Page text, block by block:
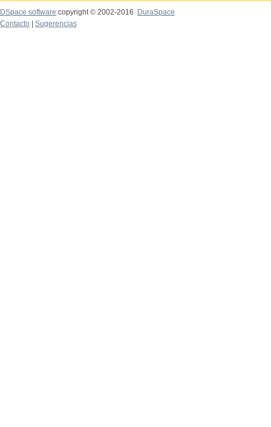
DSpace software copyright © 2002-2016
DuraSpace
Contacto
Sugerencias